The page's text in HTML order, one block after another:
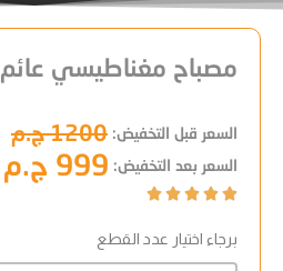
مصباح مغناطيسي عائم
السعر قبل التخفيض: 1200 ج.م
السعر بعد التخفيض: 999 ج.م





برجاء اختيار عدد القطع